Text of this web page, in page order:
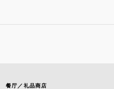
餐厅／礼品商店